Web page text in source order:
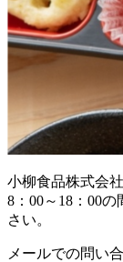
小柳食品株式会
8：00～18：00
さい。
メールでの問い